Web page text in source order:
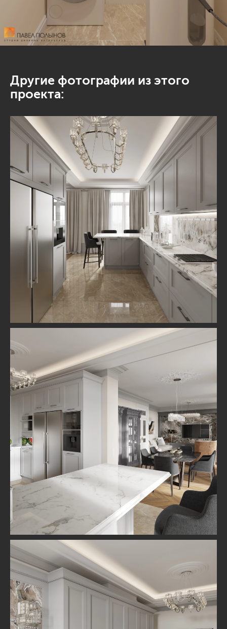
Другие фотографии из этого
проекта: